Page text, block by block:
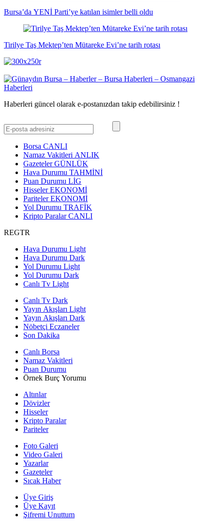
Bursa’da YENİ Parti’ye katılan isimler belli oldu
Tirilye Taş Mektep’ten Mütareke Evi’ne tarih rotası
Haberleri güncel olarak e-postanızdan takip edebilirsiniz !
Borsa CANLI
Namaz Vakitleri ANLIK
GazetelerGÜNLÜK
Hava Durumu TAHMİNİ
Puan Durumu LİG
HisselerEKONOMİ
ParitelerEKONOMİ
Yol Durumu TRAFİK
Kripto ParalarCANLI
REGTR
Hava Durumu Light
Hava Durumu Dark
Yol Durumu Light
Yol Durumu Dark
Canlı Tv Light
Canlı Tv Dark
Yayın Akışları Light
Yayın Akışları Dark
Nöbetçi Eczaneler
Son Dakika
Canlı Borsa
Namaz Vakitleri
Puan Durumu
Örnek Burç Yorumu
Altınlar
Dövizler
Hisseler
Kripto Paralar
Pariteler
Foto Galeri
Video Galeri
Yazarlar
Gazeteler
Sıcak Haber
Üye Giriş
Üye Kayıt
Şifremi Unuttum